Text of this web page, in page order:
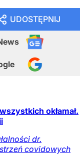
UDOSTĘPNIJ
okłamał.
dr.
covidowych